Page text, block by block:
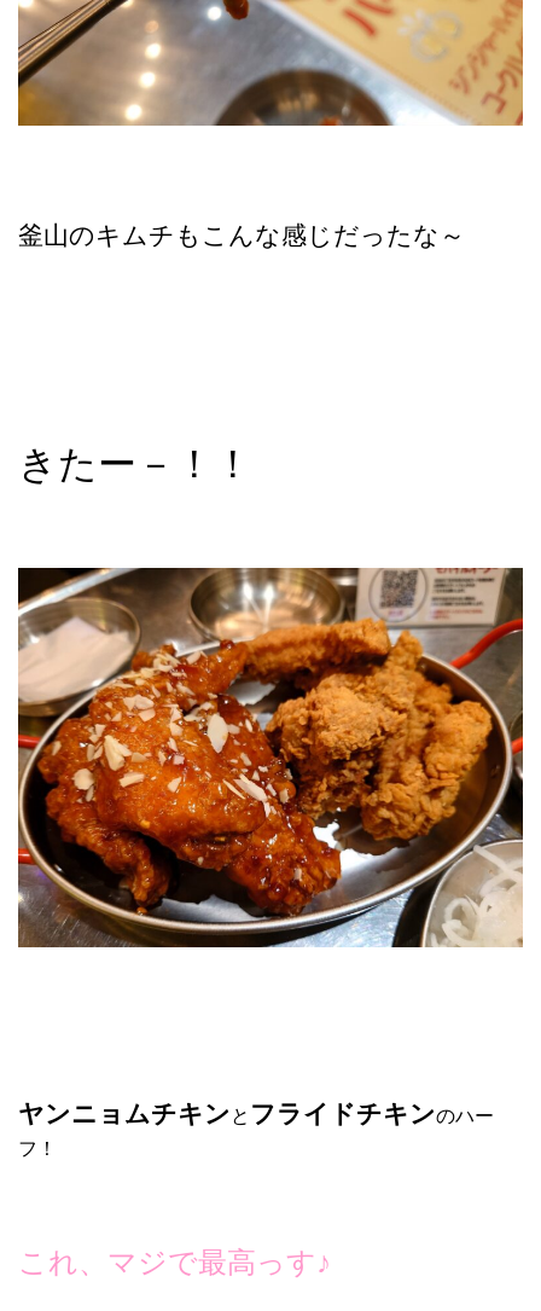
釜山のキムチもこんな感じだったな～
きたー－！！
ヤンニョムチキン と フライドチキンのハー
フ！
これ、マジで最高っす♪